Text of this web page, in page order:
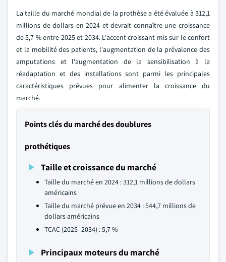
La taille du marché mondial de la prothèse a été évaluée à 312,1
millions de dollars en 2024 et devrait connaître une croissance
de 5,7 % entre 2025 et 2034. L'accent croissant mis sur le confort
et la mobilité des patients, l'augmentation de la prévalence des
amputations et l'augmentation de la sensibilisation à la
réadaptation et des installations sont parmi les principales
caractéristiques prévues pour alimenter la croissance du
marché.
Points clés du marché des doublures
prothétiques
Taille et croissance du marché
Taille du marché en 2024 : 312,1 millions de dollars
américains
Taille du marché prévue en 2034 : 544,7 millions de
dollars américains
TCAC (2025–2034) : 5,7 %
Principaux moteurs du marché